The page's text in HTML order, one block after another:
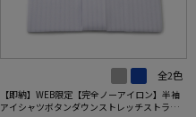
全2色
【即納】WEB限定【完全ノーアイロン】半袖
アイシャツボタンダウンストレッチストライ